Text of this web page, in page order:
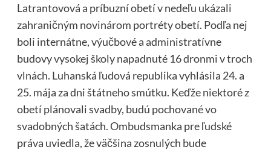
Latrantovová a príbuzní obetí v nedeľu ukázali
zahraničným novinárom portréty obetí. Podľa nej
boli internátne, výučbové a administratívne
budovy vysokej školy napadnuté 16 dronmi v troch
vlnách. Luhanská ľudová republika vyhlásila 24. a
25. mája za dni štátneho smútku. Keďže niektoré z
obetí plánovali svadby, budú pochované vo
svadobných šatách. Ombudsmanka pre ľudské
práva uviedla, že väčšina zosnulých bude